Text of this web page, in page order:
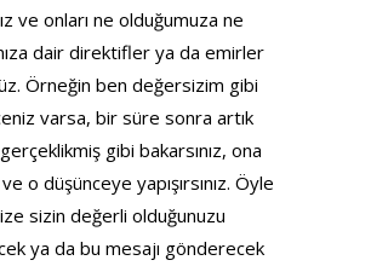
ve onları ne olduğumuza ne
dair direktifler ya da emirler
Örneğin ben değersizim gibi
varsa, bir süre sonra artık
gibi bakarsınız, ona
ve o düşünceye yapışırsınız. Öyle
sizin değerli olduğunuzu
ya da bu mesajı gönderecek